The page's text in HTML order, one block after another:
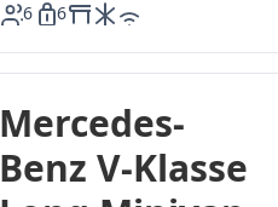
6 6icon-table
icon-ac
icon-wifi
Mercedes-
Benz V-Klasse